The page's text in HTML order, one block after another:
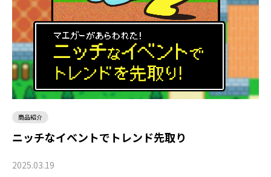
商品紹介
ニッチなイベントでトレンド先取り
2025.03.19